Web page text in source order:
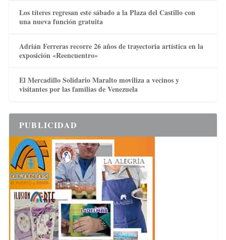
Los títeres regresan este sábado a la Plaza del Castillo con
una nueva función gratuita
Adrián Ferreras recorre 26 años de trayectoria artística en la
exposición «Reencuentro»
El Mercadillo Solidario Maralto moviliza a vecinos y
visitantes por las familias de Venezuela
PUBLICIDAD